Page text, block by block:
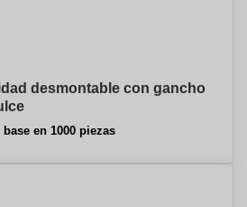
desmontable con gancho
en 1000 piezas